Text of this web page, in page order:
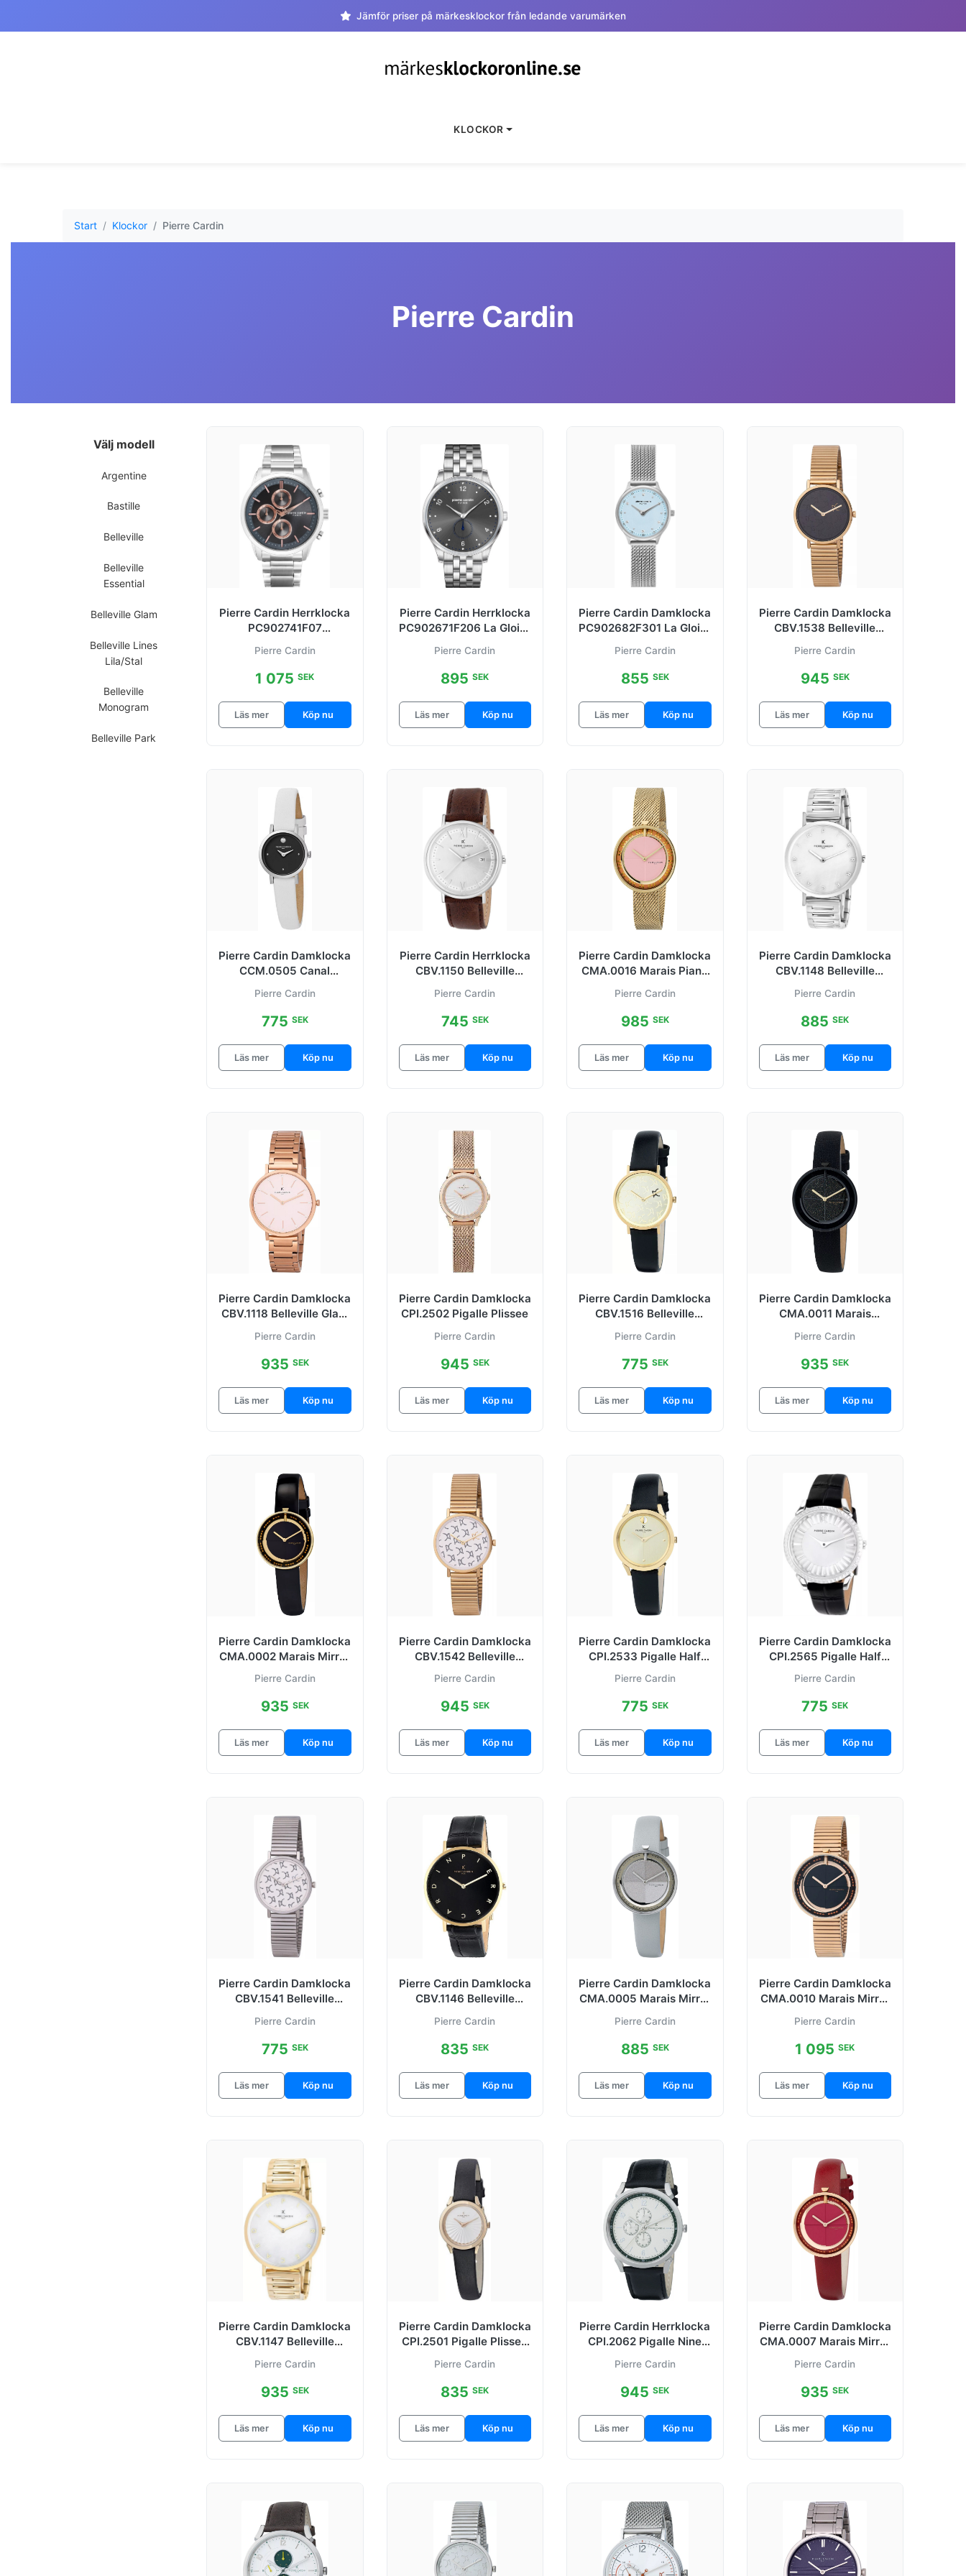
Jämför priser på märkesklockor från ledande varumärken
KLOCKOR
Start Klockor Pierre Cardin
Pierre Cardin
Välj modell
Argentine
Bastille
Belleville
Belleville
Essential
Belleville Glam
Belleville Lines
Lila/Stal
Belleville
Monogram
Belleville Park
Pierre Cardin Herrklocka
PC902741F07
Ø46 mm
Pierre Cardin
1 075SEK
Läs mer Köp nu
Pierre Cardin Herrklocka
PC902671F206 La Gloire
Pierre Cardin
895SEK
Läs mer Köp nu
Pierre Cardin Damklocka
PC902682F301 La Gloire
Pierre Cardin
855 SEK
Läs mer Köp nu
Pierre Cardin Damklocka
CBV.1538 Belleville
Pierre Cardin
945 SEK
Läs mer Köp nu
Pierre Cardin Damklocka
CCM.0505 Canal
Pierre Cardin
775 SEK
Läs mer Köp nu
Pierre Cardin Herrklocka
CBV.1150 Belleville
Pierre Cardin
745 SEK
Läs mer Köp nu
Pierre Cardin Damklocka
CMA.0016 Marais Piano
Pierre Cardin
985 SEK
Läs mer Köp nu
Pierre Cardin Damklocka
CBV.1148 Belleville
Pierre Cardin
885SEK
Läs mer Köp nu
Pierre Cardin Damklocka
CBV.1118 Belleville Glam
Pierre Cardin
935 SEK
Läs mer Köp nu
Pierre Cardin Damklocka
CPI.2502 Pigalle Plissee
Pierre Cardin
945 SEK
Läs mer Köp nu
Pierre Cardin Damklocka
CBV.1516 Belleville
Pierre Cardin
775 SEK
Läs mer Köp nu
Pierre Cardin Damklocka
CMA.0011 Marais
Ø32 mm
Pierre Cardin
935SEK
Läs mer Köp nu
Pierre Cardin Damklocka
CMA.0002 Marais Mirror
Pierre Cardin
935 SEK
Läs mer Köp nu
Pierre Cardin Damklocka
CBV.1542 Belleville
Pierre Cardin
945 SEK
Läs mer Köp nu
Pierre Cardin Damklocka
CPI.2533 Pigalle Half
Pierre Cardin
775 SEK
Läs mer Köp nu
Pierre Cardin Damklocka
CPI.2565 Pigalle Half
Pierre Cardin
775SEK
Läs mer Köp nu
Pierre Cardin Damklocka
CBV.1541 Belleville
Pierre Cardin
775 SEK
Läs mer Köp nu
Pierre Cardin Damklocka
CBV.1146 Belleville
Pierre Cardin
835SEK
Läs mer Köp nu
Pierre Cardin Damklocka
CMA.0005 Marais Mirror
Pierre Cardin
885 SEK
Läs mer Köp nu
Pierre Cardin Damklocka
CMA.0010 Marais Mirror
Pierre Cardin
1 095SEK
Läs mer Köp nu
Pierre Cardin Damklocka
CBV.1147 Belleville
Pierre Cardin
935 SEK
Läs mer Köp nu
Pierre Cardin Damklocka
CPI.2501 Pigalle Plissee
Pierre Cardin
835SEK
Läs mer Köp nu
Pierre Cardin Herrklocka
CPI.2062 Pigalle Nine
Pierre Cardin
945SEK
Läs mer Köp nu
Pierre Cardin Damklocka
CMA.0007 Marais Mirror
Pierre Cardin
935SEK
Läs mer Köp nu